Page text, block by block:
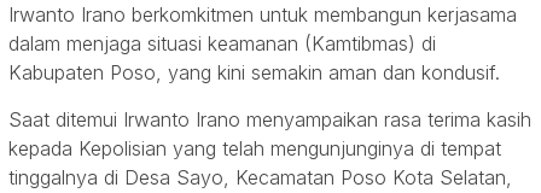
Irwanto Irano berkomkitmen untuk membangun kerjasama
dalam menjaga situasi keamanan (Kamtibmas) di
Kabupaten Poso, yang kini semakin aman dan kondusif.
Saat ditemui Irwanto Irano menyampaikan rasa terima kasih
kepada Kepolisian yang telah mengunjunginya di tempat
tinggalnya di Desa Sayo, Kecamatan Poso Kota Selatan,